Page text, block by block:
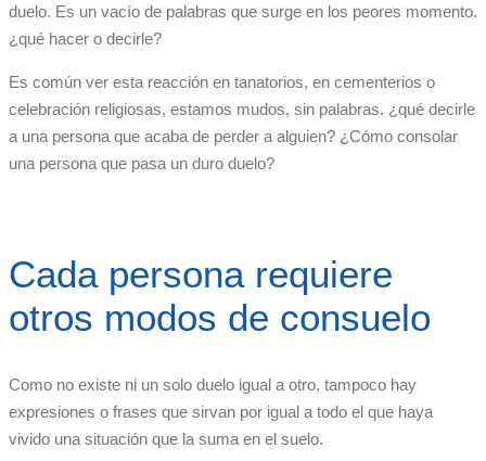
duelo. Es un vacío de palabras que surge en los peores momento.
¿qué hacer o decirle?
Es común ver esta reacción en tanatorios, en cementerios o
celebración religiosas, estamos mudos, sin palabras. ¿qué decirle
a una persona que acaba de perder a alguien? ¿Cómo consolar
una persona que pasa un duro duelo?
Cada persona requiere
otros modos de consuelo
Como no existe ni un solo duelo igual a otro, tampoco hay
expresiones o frases que sirvan por igual a todo el que haya
vivido una situación que la suma en el suelo.